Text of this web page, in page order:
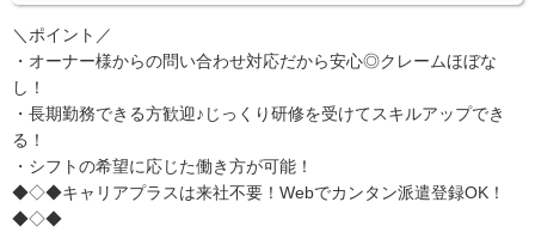
＼ポイント／
・オーナー様からの問い合わせ対応だから安心◎クレームほぼな
し！
・長期勤務できる方歓迎♪じっくり研修を受けてスキルアップでき
る！
・シフトの希望に応じた働き方が可能！
◆◇◆キャリアプラスは来社不要！Webでカンタン派遣登録OK！
◆◇◆